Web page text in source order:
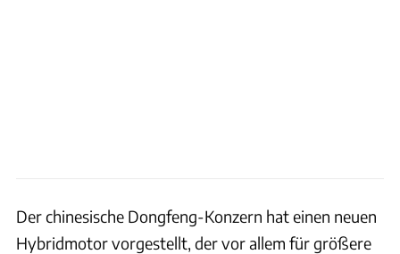
Der chinesische Dongfeng-Konzern hat einen neuen
Hybridmotor vorgestellt, der vor allem für größere